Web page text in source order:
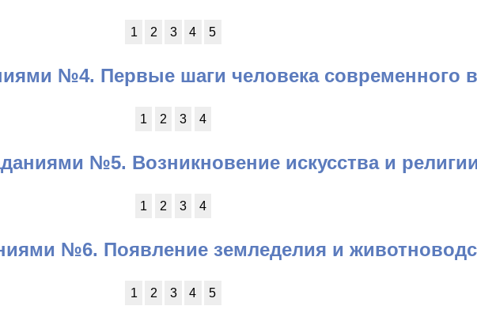
1 2 3 4 5
№4. Первые шаги человека современного
1 2 3 4
№5. Возникновение искусства и религии
1 2 3 4
№6. Появление земледелия и
1 2 3 4 5